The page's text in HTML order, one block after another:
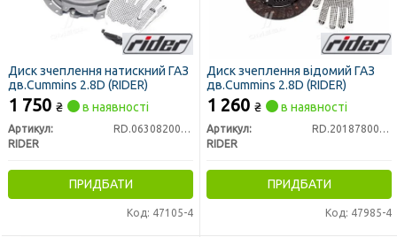
Диск зчеплення натискний ГАЗ
дв.Cummins 2.8D (RIDER)
1 750 ₴ в наявності
Артикул:
RD.063082001150
RIDER
ПРИДБАТИ
Код: 47105-4
Диск зчеплення відомий ГАЗ
дв.Cummins 2.8D (RIDER)
1 260 ₴ в наявності
Артикул:
RD.201878005456
RIDER
ПРИДБАТИ
Код: 47985-4